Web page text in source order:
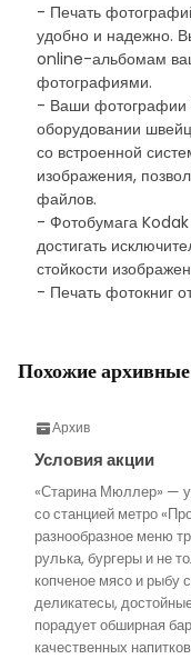
- Печать
удобно и надежно.
online-альбомам
фотографиями.
- Ваши фотографии
оборудовании
со встроенной
изображения,
файлов.
- Фотобумага
достигать
стойкости
- Печать фотокниг
Похожие
Архив
Условия акции
«Старина Мюллер» —
со станцией метро
разнообразное меню
рулька, бургеры и не
копченое мясо и рыбу
деликатесы,
порадует обширная
качественных